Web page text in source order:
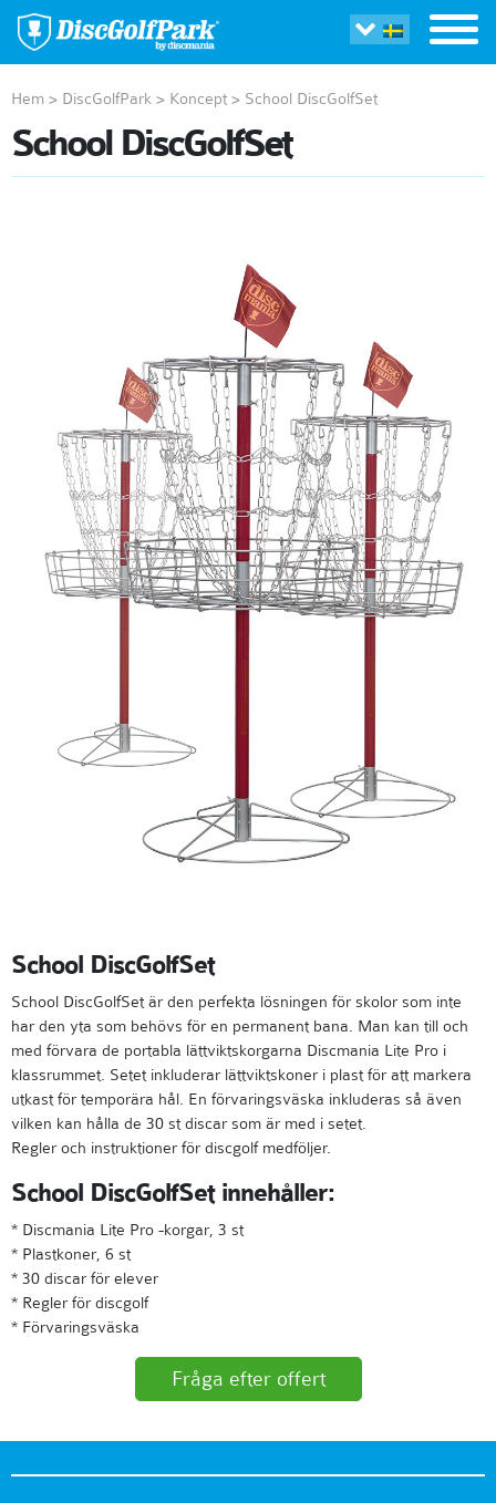
Hem > DiscGolfPark > Koncept > School DiscGolfSet
School DiscGolfSet
School DiscGolfSet
School DiscGolfSet är den perfekta lösningen för skolor som inte
har den yta som behövs för en permanent bana. Man kan till och
med förvara de portabla lättviktskorgarna Discmania Lite Pro i
klassrummet. Setet inkluderar lättviktskoner i plast för att markera
utkast för temporära hål. En förvaringsväska inkluderas så även
vilken kan hålla de 30 st discar som är med i setet.
Regler och instruktioner för discgolf medföljer.
School DiscGolfSet innehåller:
* Discmania Lite Pro -korgar, 3 st
* Plastkoner, 6 st
* 30 discar för elever
* Regler för discgolf
* Förvaringsväska
Fråga efter offert